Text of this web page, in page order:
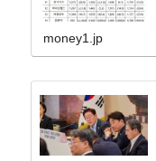
money1.jp